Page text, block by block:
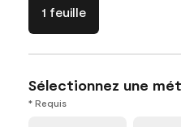
1 feuille
Sélectionnez une
* Requis